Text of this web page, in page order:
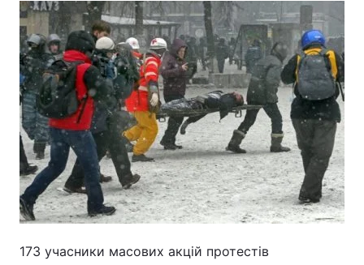
173 учасники масових акцій протестів